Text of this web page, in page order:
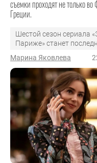
съемки проходят не только
Греции.
Шестой сезон сериала
Париже» станет
Марина Яковлева